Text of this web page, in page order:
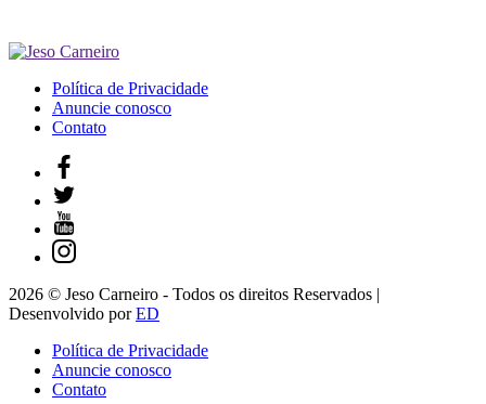
Política de Privacidade
Anuncie conosco
Contato
2026 © Jeso Carneiro - Todos os direitos Reservados |
Desenvolvido porED
Política de Privacidade
Anuncie conosco
Contato